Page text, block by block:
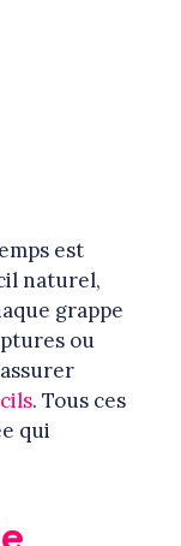
est
naturel,
grappe
ou
. Tous ces
qui